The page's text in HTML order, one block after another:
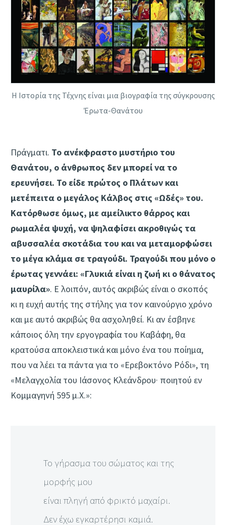
Η Ιστορία της Τέχνης είναι μια βιογραφία της σύγκρουσης
Έρωτα-Θανάτου
Πράγματι. Το ανέκφραστο μυστήριο του
Θανάτου, ο άνθρωπος δεν μπορεί να το
ερευνήσει. Το είδε πρώτος ο Πλάτων και
μετέπειτα ο μεγάλος Κάλβος στις «Ωδές» του.
Κατόρθωσε όμως, με αμείλικτο θάρρος και
ρωμαλέα ψυχή, να ψηλαφίσει ακροθιγώς τα
αβυσσαλέα σκοτάδια του και να μεταμορφώσει
το μέγα κλάμα σε τραγούδι. Τραγούδι που μόνο ο
έρωτας γεννάει: «Γλυκιά είναι η ζωή κι ο θάνατος
μαυρίλα». Ε λοιπόν, αυτός ακριβώς είναι ο σκοπός
κι η ευχή αυτής της στήλης για τον καινούργιο χρόνο
και με αυτό ακριβώς θα ασχοληθεί. Κι αν έσβηνε
κάποιος όλη την εργογραφία του Καβάφη, θα
κρατούσα αποκλειστικά και μόνο ένα του ποίημα,
που να λέει τα πάντα για το «Ερεβοκτόνο Ρόδι», τη
«Μελαγχολία του Ιάσονος Κλεάνδρου· ποιητού εν
Kομμαγηνή 595 μ.X.»:
Το γήρασμα του σώματος και της
μορφής μου
είναι πληγή από φρικτό μαχαίρι.
Δεν έχω εγκαρτέρησι καμιά.